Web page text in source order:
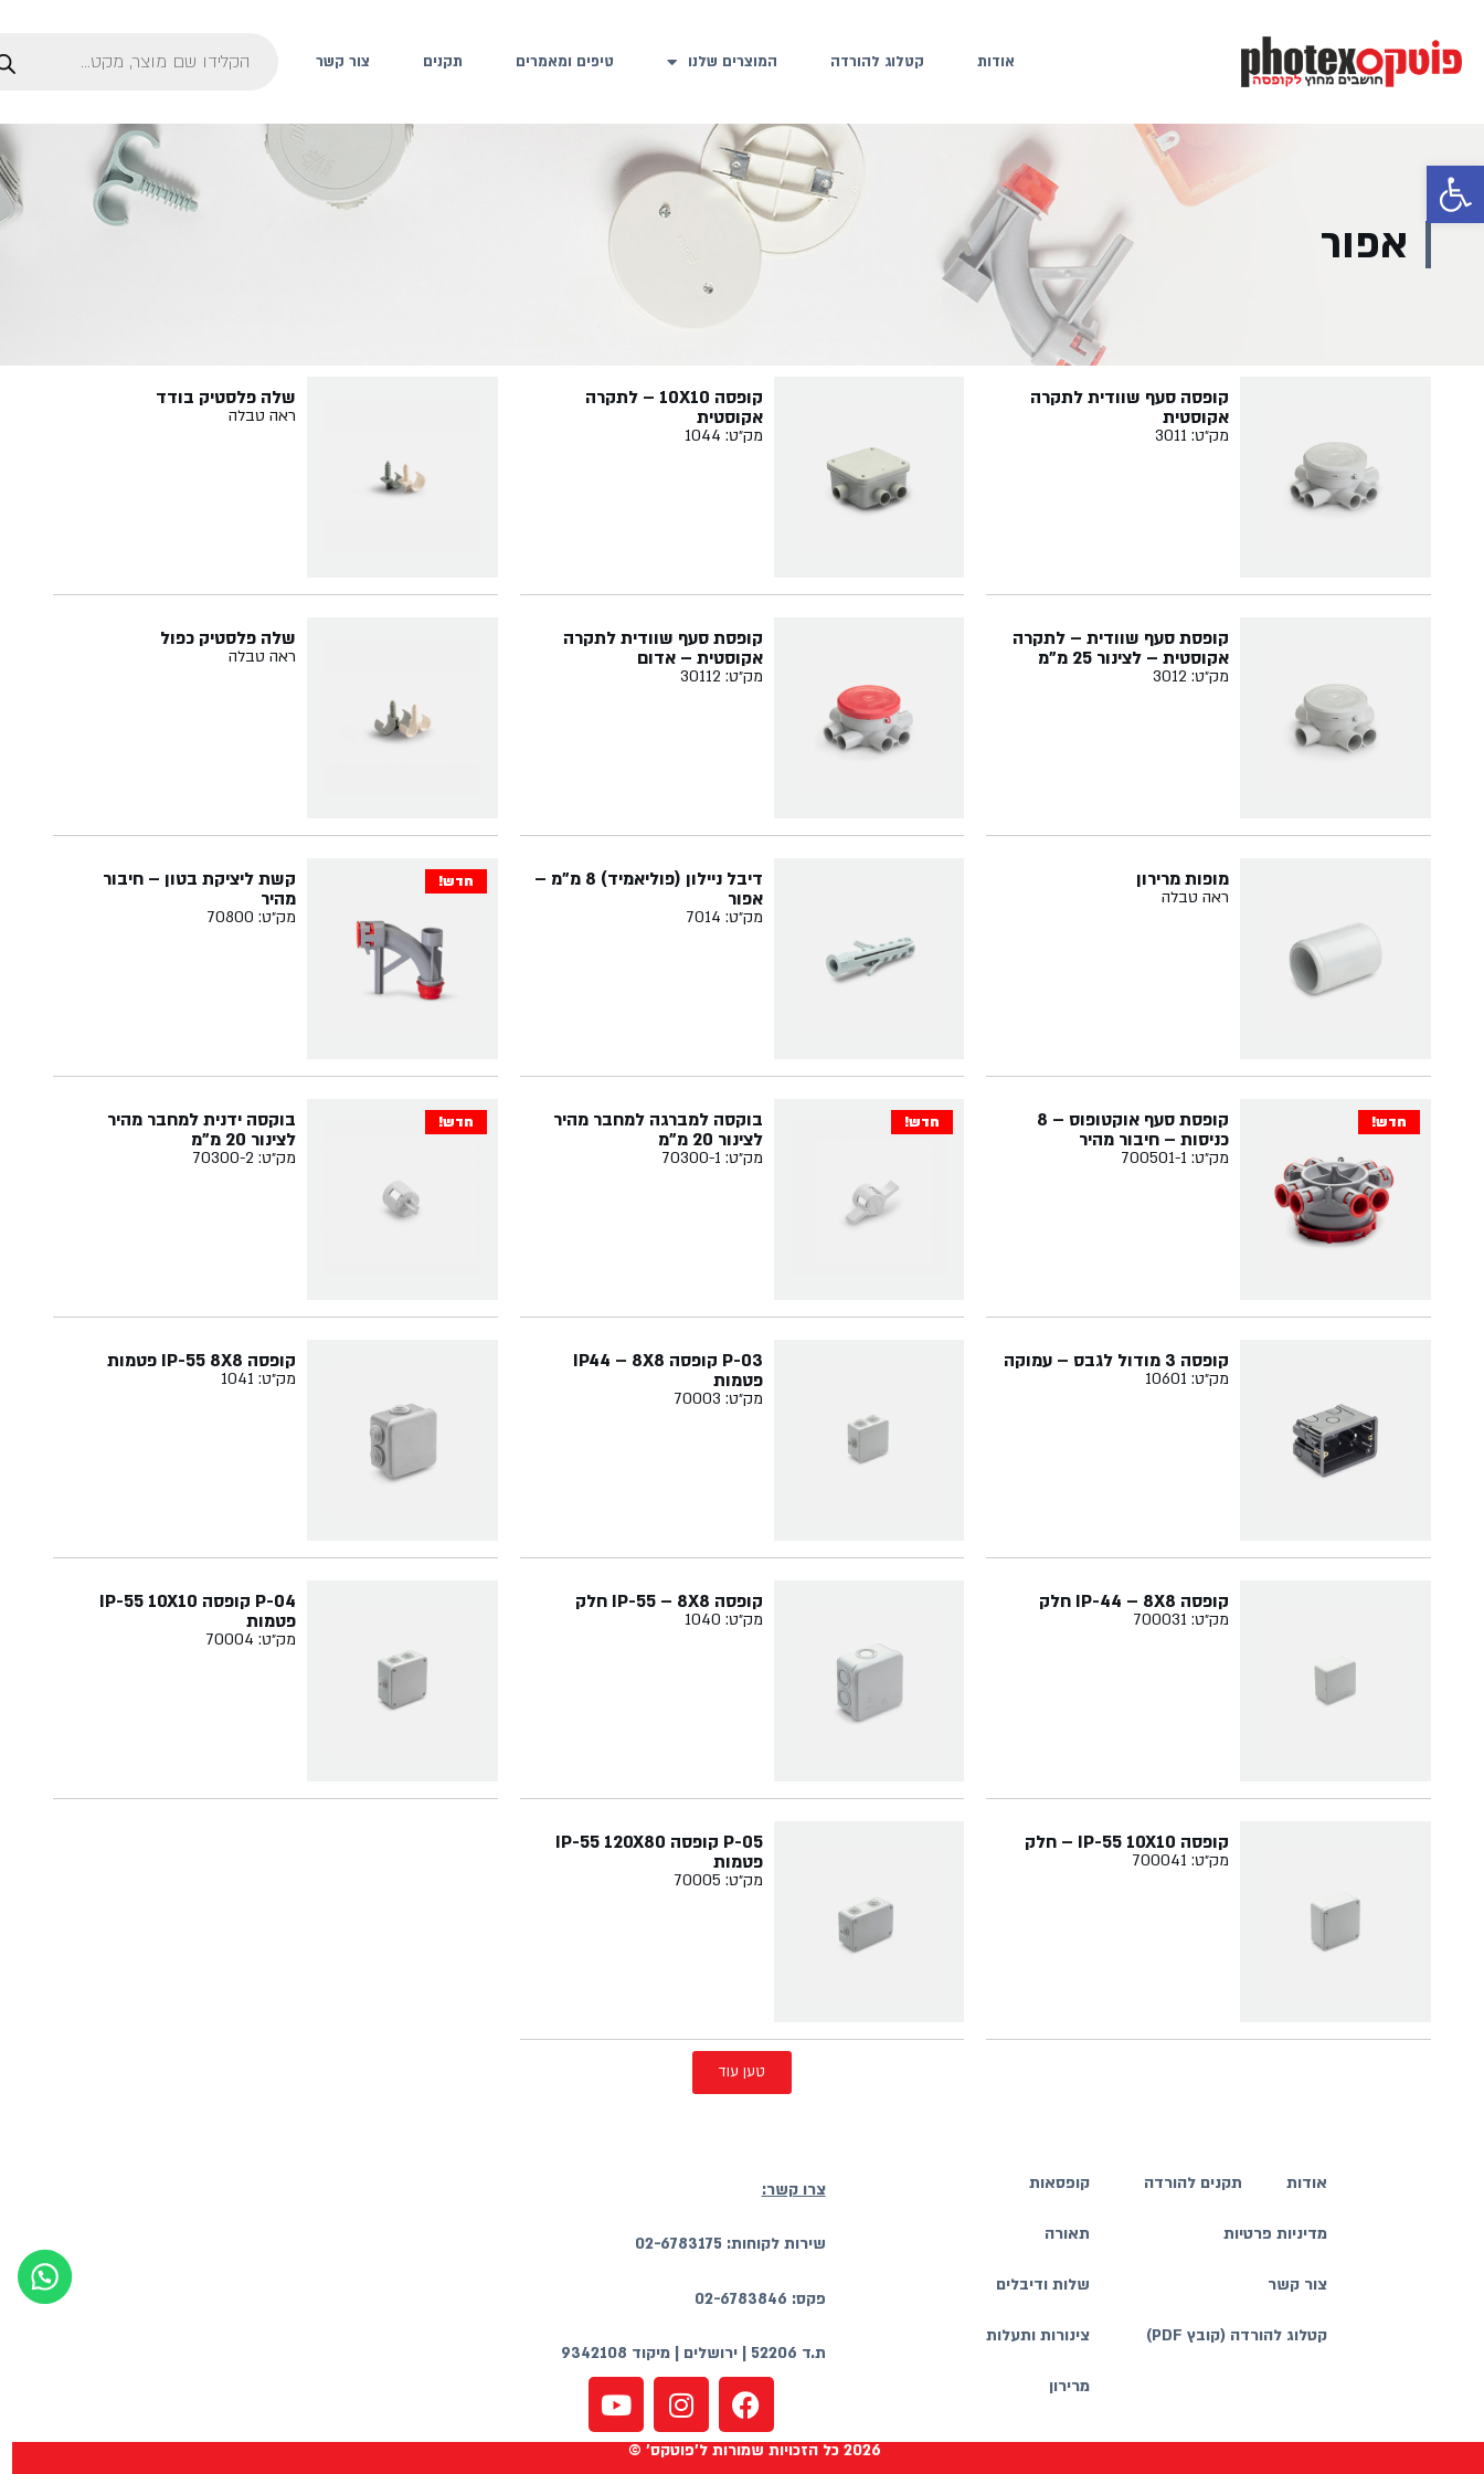
פתח סרגל נגישות
אודות קטלוג להורדה המוצרים שלנו טיפים ומאמרים תקנים צור קשר
אפור
קופסה סעף שוודית לתקרה
אקוסטית
מק״ט: 3011
קופסה 10X10 – לתקרה
אקוסטית
מק״ט: 1044
שלה פלסטיק בודד
ראה טבלה
קופסת סעף שוודית – לתקרה
אקוסטית – לצינור 25 מ"מ
מק״ט: 3012
קופסת סעף שוודית לתקרה
אקוסטית – אדום
מק״ט: 30112
שלה פלסטיק כפול
ראה טבלה
מופות מרירון
ראה טבלה
דיבל ניילון (פוליאמיד) 8 מ"מ –
אפור
מק״ט: 7014
חדש!
קשת ליציקת בטון – חיבור
מהיר
מק״ט: 70800
חדש!
קופסת סעף אוקטופוס – 8
כניסות – חיבור מהיר
מק״ט: 700501-1
חדש!
בוקסה למברגה למחבר מהיר
לצינור 20 מ"מ
מק״ט: 70300-1
חדש!
בוקסה ידנית למחבר מהיר
לצינור 20 מ"מ
מק״ט: 70300-2
קופסה 3 מודול לגבס – עמוקה
מק״ט: 10601
P-03 קופסה IP44 – 8X8
פטמות
מק״ט: 70003
קופסה IP-55 8X8 פטמות
מק״ט: 1041
קופסה IP-44 – 8X8 חלק
מק״ט: 700031
קופסה IP-55 – 8X8 חלק
מק״ט: 1040
P-04 קופסה IP-55 10X10
פטמות
מק״ט: 70004
קופסה IP-55 10X10 – חלק
מק״ט: 700041
P-05 קופסה IP-55 120X80
פטמות
מק״ט: 70005
טען עוד
צרו קשר:
שירות לקוחות: 02-6783175
פקס: 02-6783846
ת.ד 52206 | ירושלים | מיקוד 9342108
אודות תקנים להורדה
מדיניות פרטיות
צור קשר
קטלוג להורדה (קובץ PDF)
קופסאות
תאורה
שלות ודיבלים
צינורות ותעלות
מרירון
2026 כל הזכויות שמורות ל'פוטקס' ©